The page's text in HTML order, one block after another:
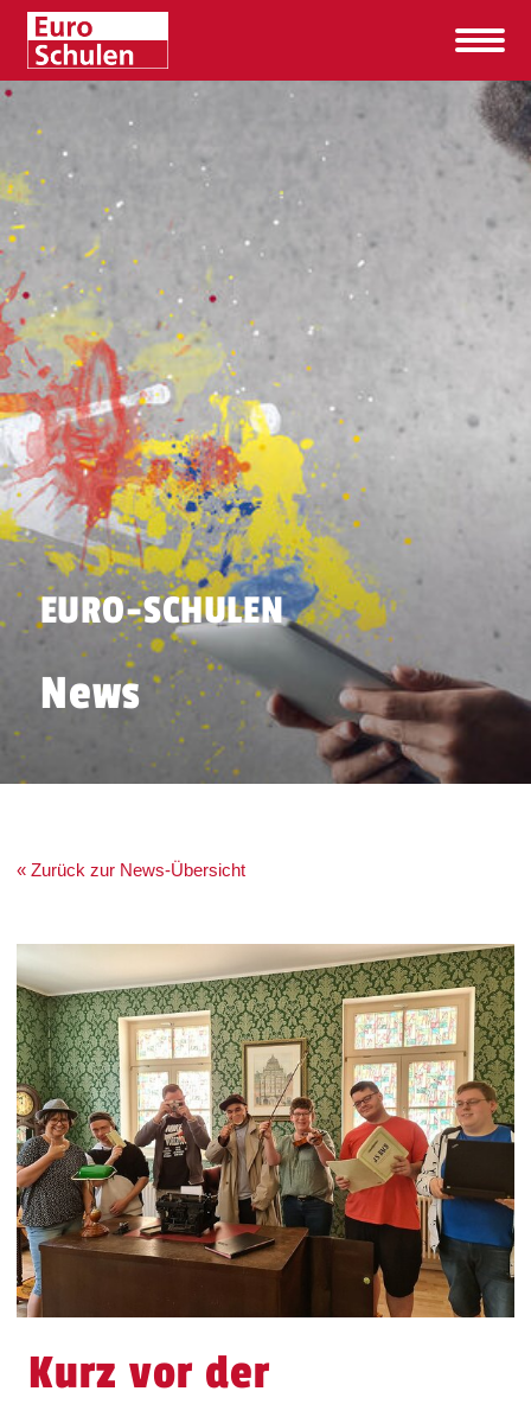
EURO-SCHULEN
News
« Zurück zur News-Übersicht
Kurz vor der